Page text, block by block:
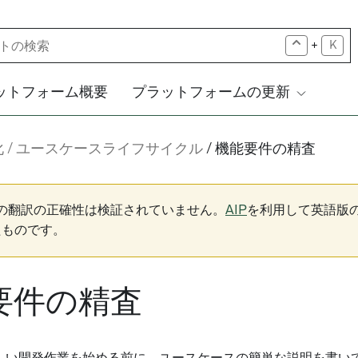
+ K
トフォーム概要 プラットフォームの更新
ユースケースライフサイクル 機能要件の精査
翻訳の正確性は検証されていません。 AIPを利用して英語版
のです。
件の精査